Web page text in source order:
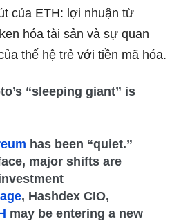
của ETH: lợi nhuận từ
hóa tài sản và sự quan
thế hệ trẻ với tiền mã hóa.
“sleeping giant” is
has been “quiet.”
major shifts are
, Hashdex CIO,
may be entering a new